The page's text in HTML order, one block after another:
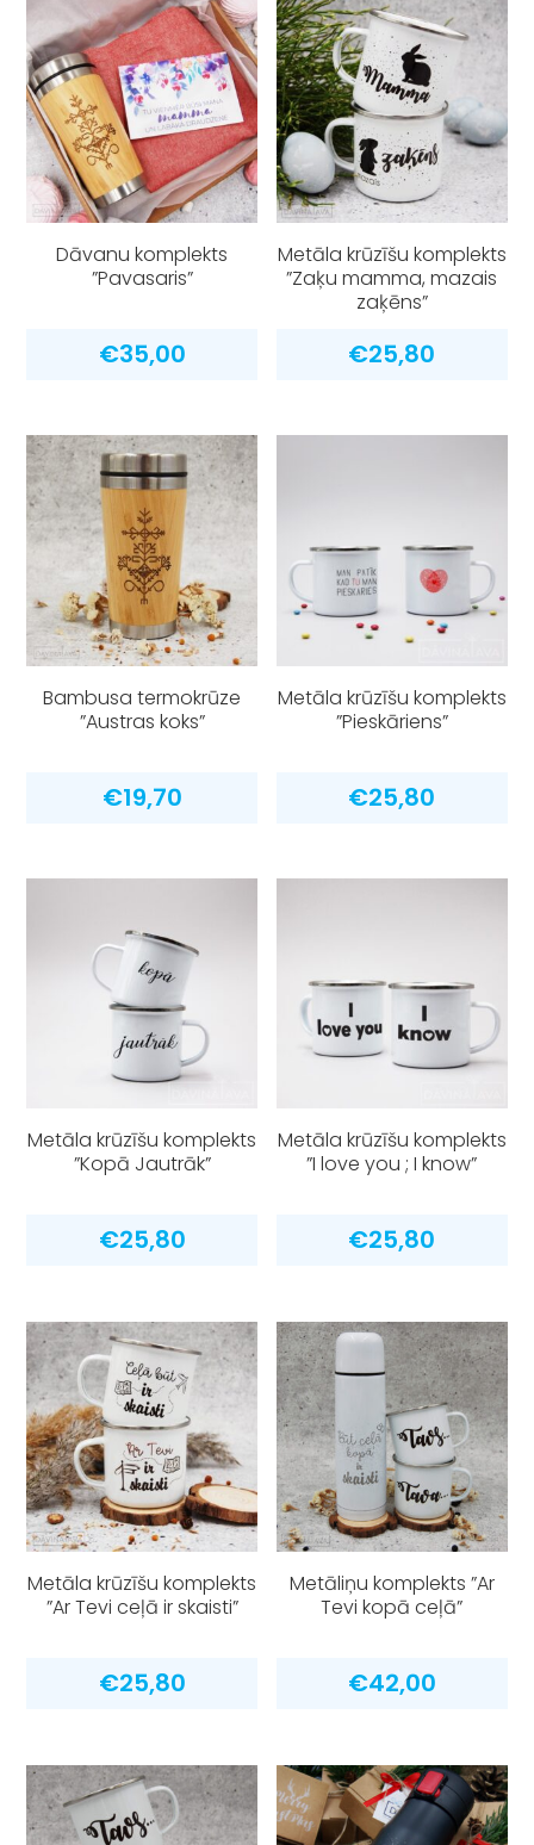
Dāvanu komplekts
”Pavasaris”
€35,00
Metāla krūzīšu komplekts
”Zaķu mamma, mazais
zaķēns”
€25,80
Bambusa termokrūze
”Austras koks”
€19,70
Metāla krūzīšu komplekts
”Pieskāriens”
€25,80
Metāla krūzīšu komplekts
”Kopā Jautrāk”
€25,80
Metāla krūzīšu komplekts
”I love you ; I know”
€25,80
Metāla krūzīšu komplekts
”Ar Tevi ceļā ir skaisti”
€25,80
Metāliņu komplekts ”Ar
Tevi kopā ceļā”
€42,00